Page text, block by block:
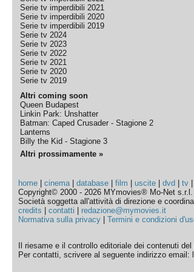
Serie tv imperdibili 2021
Serie tv imperdibili 2020
Serie tv imperdibili 2019
Serie tv 2024
Serie tv 2023
Serie tv 2022
Serie tv 2021
Serie tv 2020
Serie tv 2019
Altri coming soon
Queen Budapest
Linkin Park: Unshatter
Batman: Caped Crusader - Stagione 2
Lanterns
Billy the Kid - Stagione 3
Altri prossimamente »
home |cinema|database |film |uscite |dvd |tv
Copyright© 2000 - 2026 MYmovies® Mo-Net
Società soggetta all'attività di direzione e
credits |contatti
redazione@mymovies.it
Normativa sulla privacy |Termini e condizioni
Il riesame e il controllo editoriale dei contenuti
Per contatti, scrivere al seguente indirizzo email: